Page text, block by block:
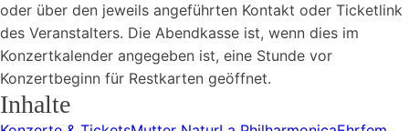
oder über den jeweils angeführten Kontakt oder Ticketlink
des Veranstalters. Die Abendkasse ist, wenn dies im
Konzertkalender angegeben ist, eine Stunde vor
Konzertbeginn für Restkarten geöffnet.
Inhalte